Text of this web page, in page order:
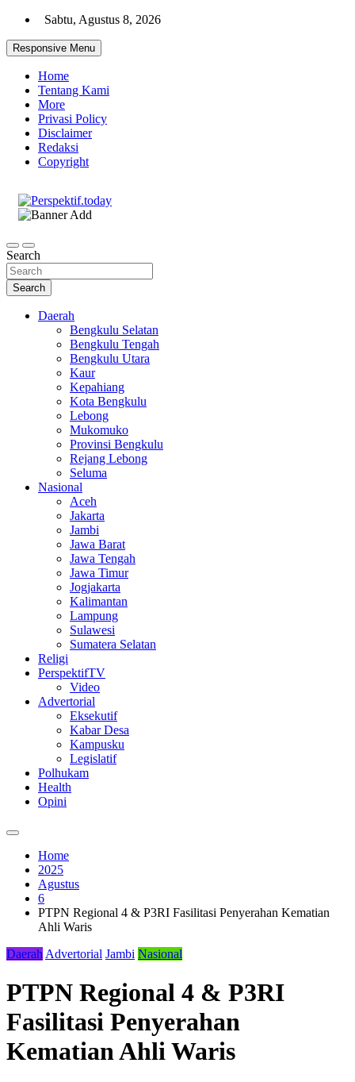
Skip
content
Sabtu, Agustus 8, 2026
Responsive Menu
Home
Tentang Kami
More
Privasi Policy
Disclaimer
Redaksi
Copyright
Search
Search
Daerah
Bengkulu Selatan
Bengkulu Tengah
Bengkulu Utara
Kaur
Kepahiang
Kota Bengkulu
Lebong
Mukomuko
Provinsi Bengkulu
Rejang Lebong
Seluma
Nasional
Aceh
Jakarta
Jambi
Jawa Barat
Jawa Tengah
Jawa Timur
Jogjakarta
Kalimantan
Lampung
Sulawesi
Sumatera Selatan
Religi
PerspektifTV
Video
Advertorial
Eksekutif
Kabar Desa
Kampusku
Legislatif
Polhukam
Health
Opini
Home
2025
Agustus
6
PTPN Regional 4 & P3RI Fasilitasi Penyerahan Kematian
Ahli Waris
Daerah Advertorial Jambi Nasional
PTPN Regional 4 & P3RI
Fasilitasi Penyerahan
Kematian Ahli Waris